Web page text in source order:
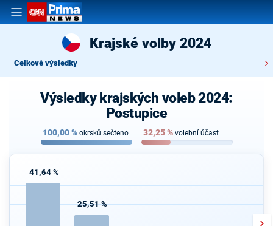
Krajské volby 2024
Celkové výsledky
Výsledky krajských voleb 2024:
Postupice
100,00% okrsků sečteno 32,25% volební účast
41,64 %
25,51 %